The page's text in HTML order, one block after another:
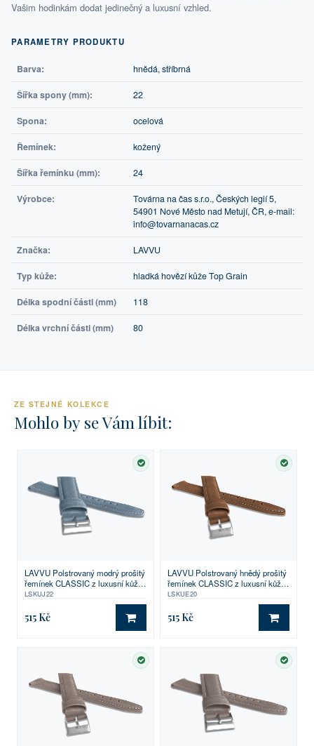
Vašim hodinkám dodat jedinečný a luxusní vzhled.
PARAMETRY PRODUKTU
Barva: hnědá, stříbrná
Šířka spony (mm): 22
Spona: ocelová
Řemínek: kožený
Šířka řemínku (mm): 24
Výrobce:
Továrna na čas s.r.o., Českých legií 5,
54901 Nové Město nad Metují, ČR, e-mail:
info@tovarnanacas.cz
Značka: LAVVU
Typ kůže: hladká hovězí kůže Top Grain
Délka spodní části (mm) 118
Délka vrchní části (mm) 80
ZE STEJNÉ KOLEKCE
Mohlo by se Vám líbit:
SKLADEM
LAVVU Polstrovaný modrý prošitý
řemínek CLASSIC z luxusní kůže
Top Grain - 22
LSKUJ22
515 Kč DO KOŠÍKU
LAVVU Polstrovaný hnědý prošitý
řemínek CLASSIC z luxusní kůže
Top Grain - 20
LSKUE20
515 Kč DO
SKLADEM